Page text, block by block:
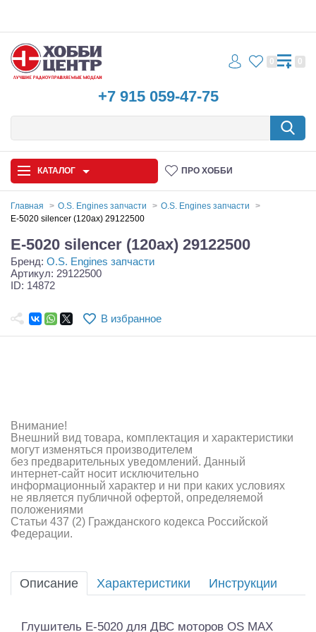
+7 915 059-47-75
0 0
КАТАЛОГ ПРО ХОББИ
Запчасти и аксессуары
Игрушки
Самолеты
Аппаратура и электроника
Аккумуляторы и батарейки
Зарядные устройства и блоки питания
Двигатели
Инструмент,измерительные приборы,расходники
Главная O.S. Engines запчасти
O.S. Engines запчасти
E-5020 silencer (120ax) 29122500
E-5020 silencer (120ax) 29122500
Бренд: O.S. Engines запчасти
Артикул: 29122500
ID: 14872
В избранное
Внимание!
Внешний вид товара, комплектация и характеристики
могут изменяться производителем
без предварительных уведомлений. Данный
интернет-сайт носит исключительно
информационный характер и ни при каких условиях
не является публичной офертой, определяемой
положениями
Статьи 437 (2) Гражданского кодекса Российской
Федерации.
Описание Характеристики Инструкции
Глушитель E-5020 для ДВС моторов OS MAX